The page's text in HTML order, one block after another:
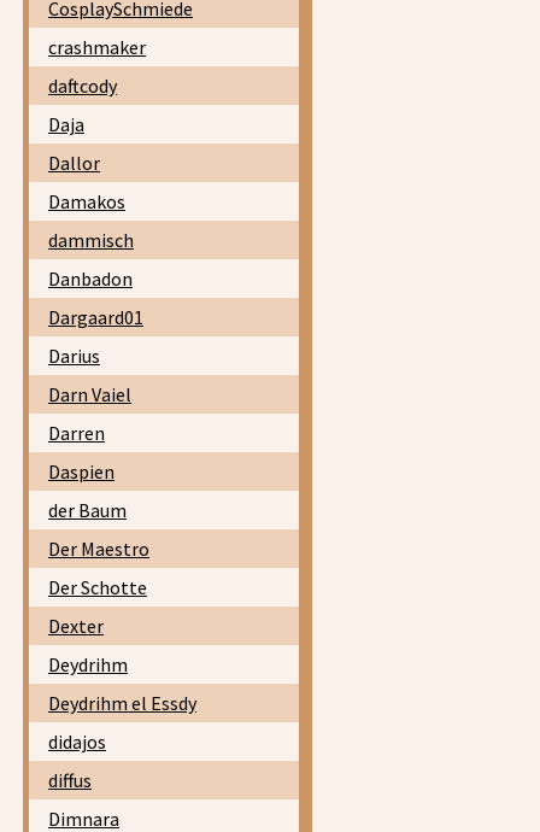
CosplaySchmiede
crashmaker
daftcody
Daja
Dallor
Damakos
dammisch
Danbadon
Dargaard01
Darius
Darn Vaiel
Darren
Daspien
der Baum
Der Maestro
Der Schotte
Dexter
Deydrihm
Deydrihm el Essdy
didajos
diffus
Dimnara